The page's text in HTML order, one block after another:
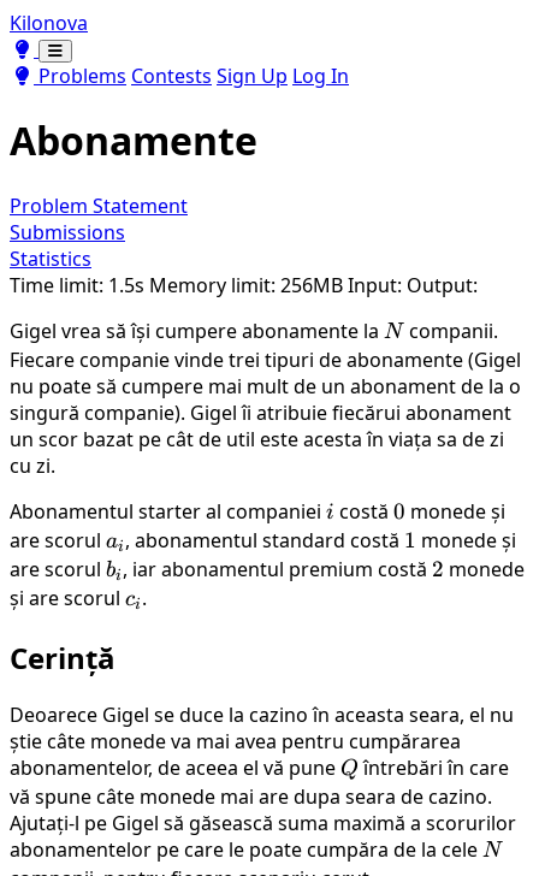
Kilonova
Toggle theme
Toggle theme
Problems Contests Sign Up Log In
Abonamente
Problem Statement
Submissions
Statistics
Time limit: 1.5s Memory limit: 256MBInput: Output:
Gigel vrea să își cumpere abonamente la N
N companii.
Fiecare companie vinde trei tipuri de abonamente (Gigel
nu poate să cumpere mai mult de un abonament de la o
singură companie). Gigel îi atribuie fiecărui abonament
un scor bazat pe cât de util este acesta în viața sa de zi
cu zi.
Abonamentul starter al companiei i
i costă 0
0 monede și
are scorul a_i
ai , abonamentul standard costă 1
1 monede și
are scorul b_i
bi , iar abonamentul premium costă 2
2 monede
și are scorul c_i
ci .
Cerință
Deoarece Gigel se duce la cazino în aceasta seara, el nu
știe câte monede va mai avea pentru cumpărarea
abonamentelor, de aceea el vă pune Q
Q întrebări în care
vă spune câte monede mai are dupa seara de cazino.
Ajutați-l pe Gigel să găsească suma maximă a scorurilor
abonamentelor pe care le poate cumpăra de la celeN
N